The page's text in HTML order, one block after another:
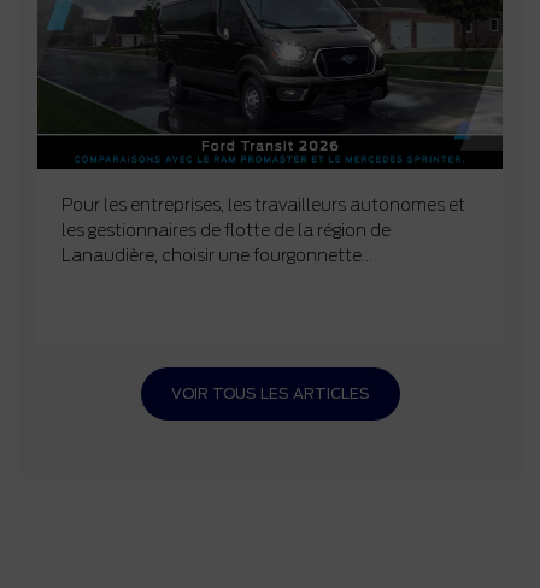
Pour les entreprises, les travailleurs autonomes et
les gestionnaires de flotte de la région de
Lanaudière, choisir une fourgonnette...
VOIR TOUS LES ARTICLES